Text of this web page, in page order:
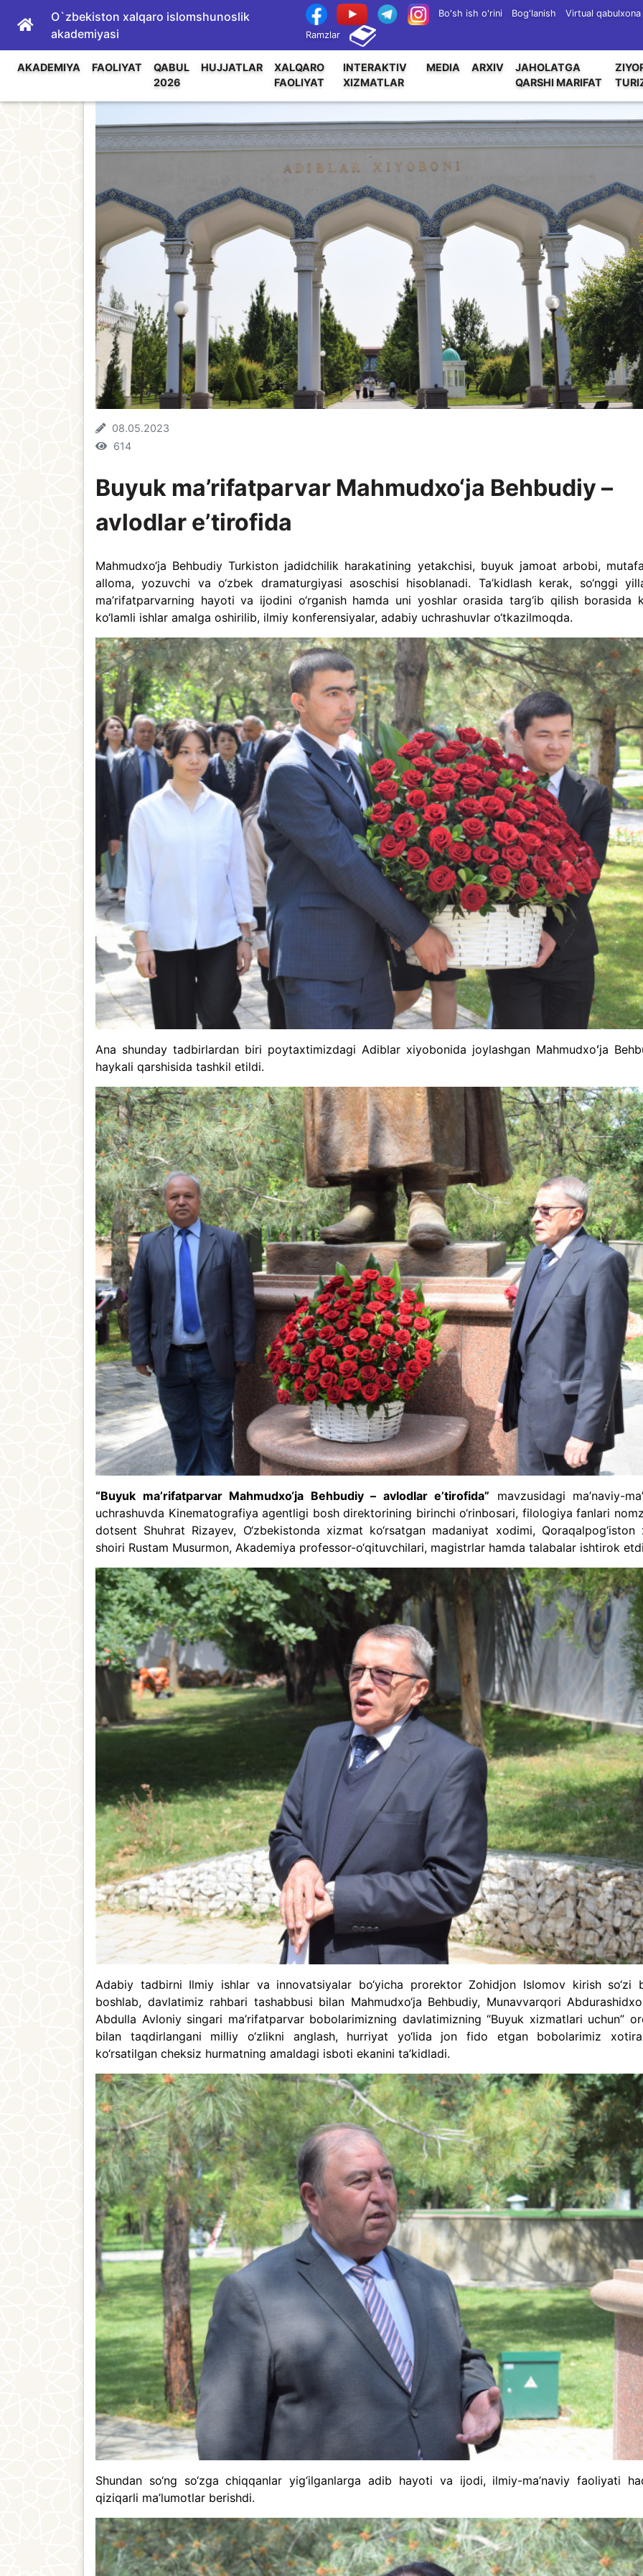
O`zbekiston xalqaro islomshunoslik
akademiyasi
Bo'sh ish o'rini Bog'lanish
Virtual qabulxona
Ramzlar
AKADEMIYA FAOLIYAT
QABUL
2026
HUJJATLAR
XALQARO
FAOLIYAT
INTERAKTIV
XIZMATLAR
MEDIA ARXIV
JAHOLATGA
QARSHI MARIFAT
08.05.2023
614
Buyuk ma’rifatparvar Mahmudxo‘ja Behbudiy –
avlodlar e’tirofida
Mahmudxo‘ja Behbudiy Turkiston jadidchilik harakatining yetakchisi, buyuk jamoat arbobi,
alloma, yozuvchi va o‘zbek dramaturgiyasi asoschisi hisoblanadi. Ta’kidlash kerak, so‘nggi
ma’rifatparvarning hayoti va ijodini o‘rganish hamda uni yoshlar orasida targ‘ib qilish borasida
ko‘lamli ishlar amalga oshirilib, ilmiy konferensiyalar, adabiy uchrashuvlar o‘tkazilmoqda.
Ana shunday tadbirlardan biri poytaxtimizdagi Adiblar xiyobonida joylashgan Mahmudxoʻja
haykali qarshisida tashkil etildi.
“Buyuk ma’rifatparvar Mahmudxo‘ja Behbudiy – avlodlar e’tirofida” mavzusidagi ma’naviy-
uchrashuvda Kinematografiya agentligi bosh direktorining birinchi o‘rinbosari, filologiya fanlari
dotsent Shuhrat Rizayev, O‘zbekistonda xizmat ko‘rsatgan madaniyat xodimi, Qoraqalpog‘iston
shoiri Rustam Musurmon, Akademiya professor-o‘qituvchilari, magistrlar hamda talabalar ishtirok
Adabiy tadbirni Ilmiy ishlar va innovatsiyalar bo‘yicha prorektor Zohidjon Islomov kirish so‘zi
boshlab, davlatimiz rahbari tashabbusi bilan Mahmudxo‘ja Behbudiy, Munavvarqori
Abdulla Avloniy singari ma’rifatparvar bobolarimizning davlatimizning “Buyuk xizmatlari uchun”
bilan taqdirlangani milliy o‘zlikni anglash, hurriyat yo‘lida jon fido etgan bobolarimiz
ko‘rsatilgan cheksiz hurmatning amaldagi isboti ekanini ta’kidladi.
Shundan so‘ng so‘zga chiqqanlar yig‘ilganlarga adib hayoti va ijodi, ilmiy-ma’naviy faoliyati
qiziqarli ma’lumotlar berishdi.